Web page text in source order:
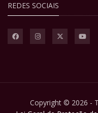
REDES SOCIAIS
Copyright © 2026 -